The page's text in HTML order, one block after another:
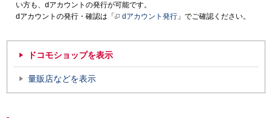
い方も、dアカウントの発行が可能です。
dアカウントの発行・確認は「
dアカウント発行 」でご確認ください。
ドコモショップを表示
量販店などを表示